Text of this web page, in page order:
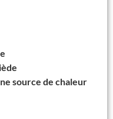
source de chaleur